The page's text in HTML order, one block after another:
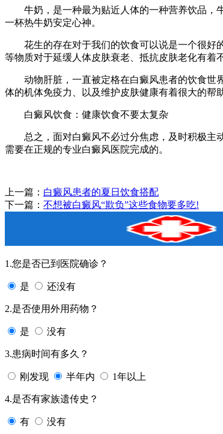
牛奶，是一种最为贴近人体的一种营养饮品，牛
一杯热牛奶安定心神。
花生的存在对于我们的饮食可以说是一个很好的
等物质对于延缓人体皮肤衰老、抵抗皮肤老化有着
动物肝脏，一直被定格在白癜风患者的饮食世界
体的机体免疫力、以及维护皮肤健康有着很大的帮
白癜风饮食：健康饮食不要太复杂
总之，面对白癜风不必过分焦虑，及时积极主动
需要在正规的专业白癜风医院完成的。
上一篇： 白癜风患者的夏日饮食搭配
下一篇： 不想被白癜风“欺负”这些食物要多吃!
1.您是否已到医院确诊？
是 还没有
2.是否使用外用药物？
是 没有
3.患病时间有多久？
刚发现 半年内 1年以上
4.是否有家族遗传史？
有 没有